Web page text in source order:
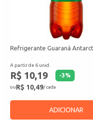
Refrigerante Guaraná
A partir de 6 unid.
R$ 10,19 -3%
ouR$ 10,49/ cada
ADICIONAR